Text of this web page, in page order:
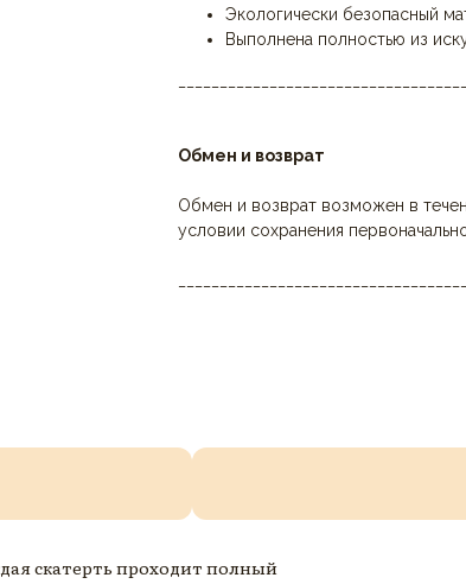
Экологически безопасный
Выполнена полностью из
Обмен и возврат
Обмен и возврат возможен в
условии сохранения
скатерть проходит полный